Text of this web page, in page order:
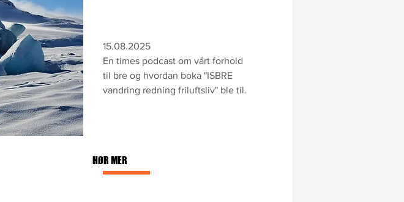
15.08.2025
En times podcast om vårt forhold
til bre og hvordan boka "ISBRE
vandring redning friluftsliv" ble til.
HØR MER